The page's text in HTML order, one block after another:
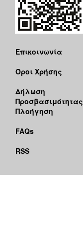
Επικοινωνία
Όροι Χρήσης
Δήλωση
Προσβασιμότητας
Πλοήγηση
FAQs
RSS